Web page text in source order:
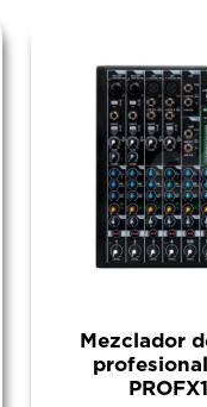
Mezclador